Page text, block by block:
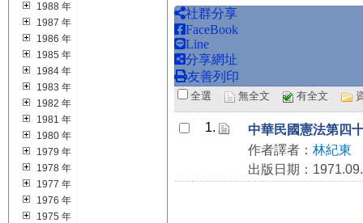
1988 年
1987 年
1986 年
1985 年
1984 年
1983 年
1982 年
1981 年
1980 年
1979 年
1978 年
1977 年
1976 年
1975 年
社群分享
FaceBook
Line
分享網址
友善列印
全選 無全文 有全文
1.
中華民國憲法第四
作者譯者： 林紀東
出版日期：